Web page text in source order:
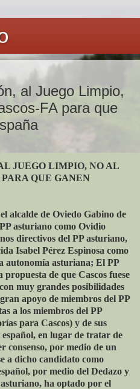
al Juego Limpio,
FA para que
JUEGO LIMPIO, NO AL
QUE GANEN
alcalde de Oviedo Gabino de
asturiano como Ovidio
directivos del PP asturiano,
Isabel Pérez Espinosa como
autonomía asturiana; El PP
de que Cascos fuese
muy grandes posibilidades
apoyo de miembros del PP
a los miembros del PP
para Cascos) y de sus
en lugar de tratar de
consenso, por medio de un
a dicho candidato como
por medio del Dedazo y
ha optado por el